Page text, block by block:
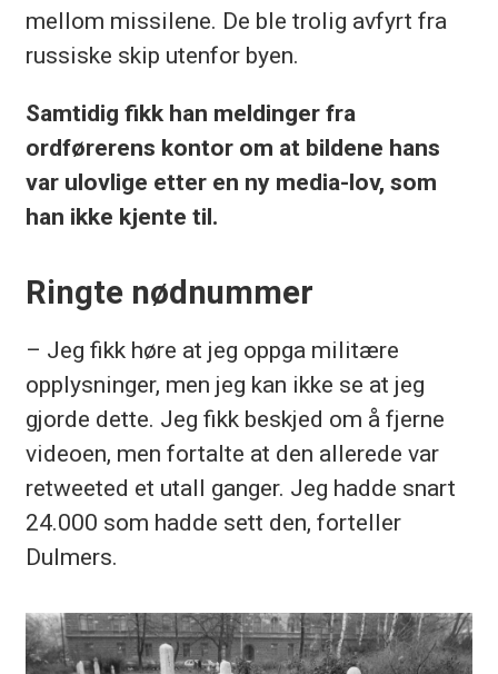
mellom missilene. De ble trolig avfyrt fra
russiske skip utenfor byen.
Samtidig fikk han meldinger fra
ordførerens kontor om at bildene hans
var ulovlige etter en ny media-lov, som
han ikke kjente til.
Ringte nødnummer
– Jeg fikk høre at jeg oppga militære
opplysninger, men jeg kan ikke se at jeg
gjorde dette. Jeg fikk beskjed om å fjerne
videoen, men fortalte at den allerede var
retweeted et utall ganger. Jeg hadde snart
24.000 som hadde sett den, forteller
Dulmers.